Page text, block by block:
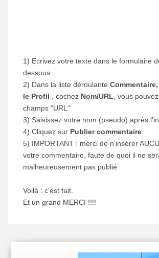
1) Ecrivez votre texte dans le formulaire
dessous
2) Dans la liste déroulante
le Profil , cochez Nom/URL, vous
champs "URL"
3) Saisissez votre nom (pseudo) après
4) Cliquez sur Publier commentaire
5) IMPORTANT : merci de n'insérer
votre commentaire, faute de quoi il ne
malheureusement pas publié
Voilà : c'est fait.
Et un grand MERCI !!!!